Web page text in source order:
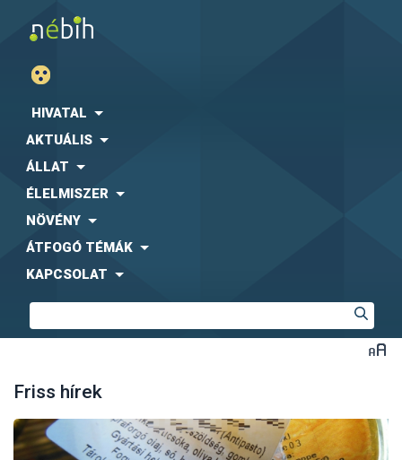
HIVATAL
AKTUÁLIS
ÁLLAT
ÉLELMISZER
NÖVÉNY
ÁTFOGÓ TÉMÁK
KAPCSOLAT
Friss hírek